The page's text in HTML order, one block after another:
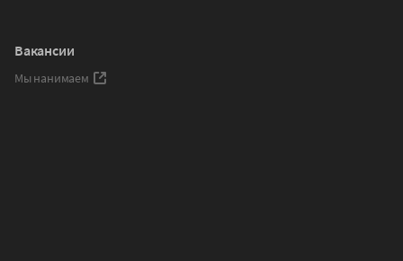
Вакансии
Мы нанимаем